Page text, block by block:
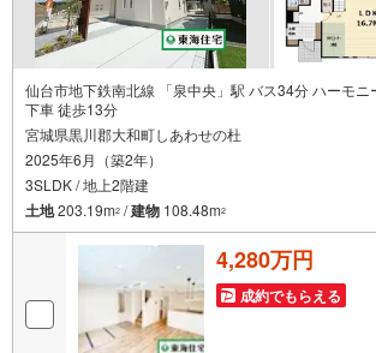
ご希望条件に合った物件のご紹介から
住宅ローン・資金計画・投資のご相談まで
ワンストップでサポートいたします。
こんなお悩みはありませんか？
・住宅ローンはどれくらい借りられるの？
・無理のない返済のための予算は？
・マンションと戸建て、どう選べばいい？
お住まいに関するご相談は随時受付中です！
専門スタッフが丁寧に分かりやすくご説明いたします
●○●○●○●○●○●○●○●○●○●○●
仙台市地下鉄南北線 「泉中央」駅 バス34分 ハーモ
下車 徒歩13分
宮城県黒川郡大和町しあわせの杜
2025年6月（築2年）
3SLDK / 地上2階建
土地203.19m2 /建物 108.48m2
4,280万円
成約でもらえる